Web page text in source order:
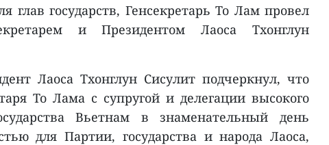
глав государств, Генсекретарь То Лам провел
и Президентом Лаоса Тхонглун
Лаоса Тхонглун Сисулит подчеркнул, что
То Лама с супругой и делегации высокого
Вьетнам в знаменательный день
для Партии, государства и народа Лаоса,